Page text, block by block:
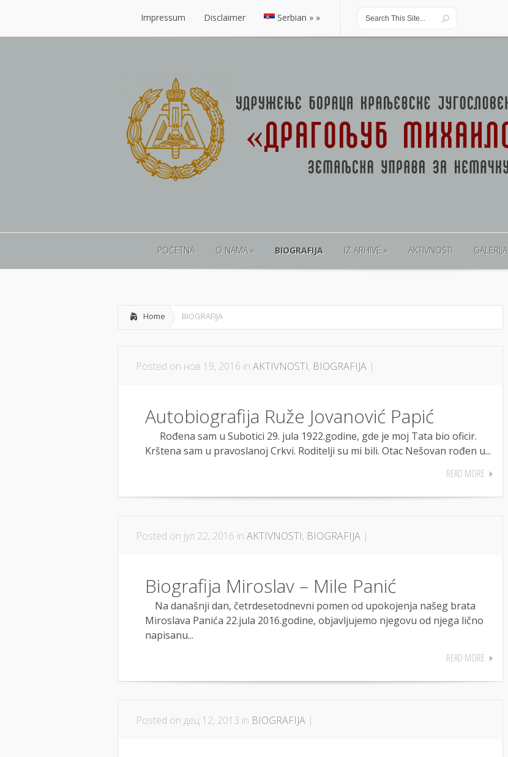
Impressum Disclaimer Serbian
POČETNA O NAMA BIOGRAFIJA IZ ARHIVE AKTIVNOSTI GALERIJA
Home BIOGRAFIJA
Posted on нов 19, 2016 in AKTIVNOSTI, BIOGRAFIJA |
Autobiografija Ruže Jovanović Papić
Rođena sam u Subotici 29. jula 1922.godine, gde je moj Tata bio oficir.
Krštena sam u pravoslanoj Crkvi. Roditelji su mi bili. Otac Nešovan rođen u...
READ MORE
Posted on јул 22, 2016 in AKTIVNOSTI, BIOGRAFIJA |
Biografija Miroslav – Mile Panić
Na današnji dan, četrdesetodnevni pomen od upokojenja našeg brata
Miroslava Panića 22.jula 2016.godine, objavljujemo njegovu od njega lično
napisanu...
READ MORE
Posted on дец 12, 2013 in BIOGRAFIJA |